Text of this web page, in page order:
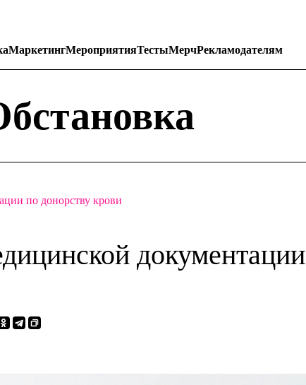
МаркетингМероприятияТестыМерчРекламодателям
по донорству крови
документации